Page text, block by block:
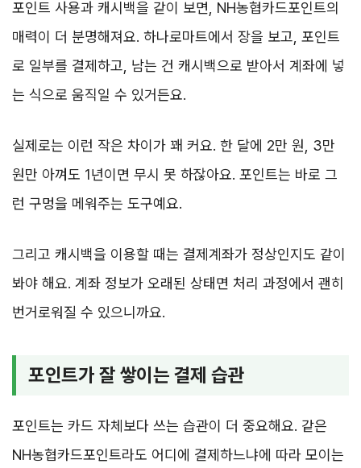
포인트 사용과 캐시백을 같이 보면, NH농협카드포인트의
매력이 더 분명해져요. 하나로마트에서 장을 보고, 포인트
로 일부를 결제하고, 남는 건 캐시백으로 받아서 계좌에 넣
는 식으로 움직일 수 있거든요.
실제로는 이런 작은 차이가 꽤 커요. 한 달에 2만 원, 3만
원만 아껴도 1년이면 무시 못 하잖아요. 포인트는 바로 그
런 구멍을 메워주는 도구예요.
그리고 캐시백을 이용할 때는 결제계좌가 정상인지도 같이
봐야 해요. 계좌 정보가 오래된 상태면 처리 과정에서 괜히
번거로워질 수 있으니까요.
포인트가 잘 쌓이는 결제 습관
포인트는 카드 자체보다 쓰는 습관이 더 중요해요. 같은
NH농협카드포인트라도 어디에 결제하느냐에 따라 모이는